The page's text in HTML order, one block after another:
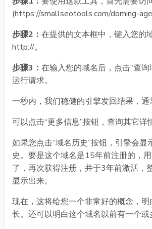
(https://smallseotools.com/doming-
步骤2： 在提供的文本框中，键入您的
http://。
步骤3： 在输入您的域名后，点击“查询
运行请求。
一秒内，我们稳健的引擎发回结果，通
可以点击“更多信息”按钮，查询其它详
如果您点击“域名历史”按钮，引擎会显
史。要是这个域名是15年前注册的，
了，再次获得注册，并于3年前激活，
显示出来。
现在，这将给您一个非常好的概念，
长。还可以明白这个域名以前有一个或